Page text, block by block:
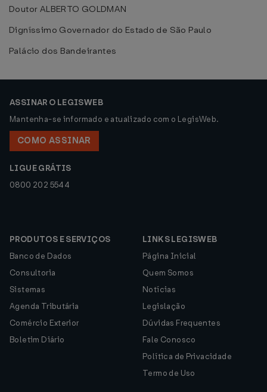
Doutor ALBERTO GOLDMAN
Digníssimo Governador do Estado de São Paulo
Palácio dos Bandeirantes
ASSINAR O LEGISWEB
Mantenha-se informado e atualizado com o LegisWeb.
COMO ASSINAR
LIGUE GRÁTIS
0800 202 5544
PRODUTOS E SERVIÇOS
Banco de Dados
Consultoria
Sistemas
Agenda Tributária
Comércio Exterior
Boletim Diário
LINKS LEGISWEB
Página Inicial
Quem Somos
Notícias
Legislação
Dúvidas Frequentes
Fale Conosco
Política de Privacidade
Termo de Uso